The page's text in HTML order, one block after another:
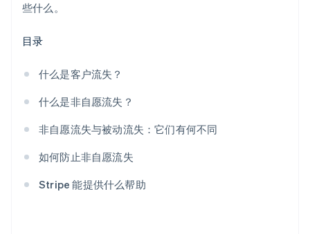
些什么。
目录
什么是客户流失？
什么是非自愿流失？
非自愿流失与被动流失：它们有何不同
如何防止非自愿流失
Stripe 能提供什么帮助